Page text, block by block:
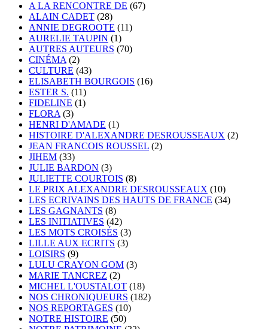
A LA RENCONTRE DE (67)
ALAIN CADET (28)
ANNIE DEGROOTE (11)
AURELIE TAUPIN (1)
AUTRES AUTEURS (70)
CINÉMA (2)
CULTURE (43)
ELISABETH BOURGOIS (16)
ESTER S. (11)
FIDELINE (1)
FLORA (3)
HENRI D'AMADE (1)
HISTOIRE D'ALEXANDRE DESROUSSEAUX (2)
JEAN FRANCOIS ROUSSEL (2)
JIHEM (33)
JULIE BARDON (3)
JULIETTE COURTOIS (8)
LE PRIX ALEXANDRE DESROUSSEAUX (10)
LES ECRIVAINS DES HAUTS DE FRANCE (34)
LES GAGNANTS (8)
LES INITIATIVES (42)
LES MOTS CROISÉS (3)
LILLE AUX ECRITS (3)
LOISIRS (9)
LULU CRAYON GOM (3)
MARIE TANCREZ (2)
MICHEL L'OUSTALOT (18)
NOS CHRONIQUEURS (182)
NOS REPORTAGES (10)
NOTRE HISTOIRE (50)